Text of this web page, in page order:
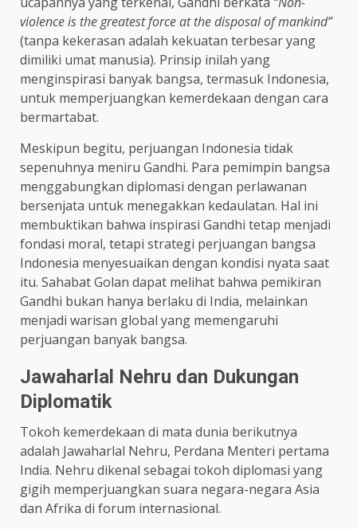
violence is the greatest force at the disposal of mankind”
(tanpa kekerasan adalah kekuatan terbesar yang
dimiliki umat manusia). Prinsip inilah yang
menginspirasi banyak bangsa, termasuk Indonesia,
untuk memperjuangkan kemerdekaan dengan cara
bermartabat.
Meskipun begitu, perjuangan Indonesia tidak
sepenuhnya meniru Gandhi. Para pemimpin bangsa
menggabungkan diplomasi dengan perlawanan
bersenjata untuk menegakkan kedaulatan. Hal ini
membuktikan bahwa inspirasi Gandhi tetap menjadi
fondasi moral, tetapi strategi perjuangan bangsa
Indonesia menyesuaikan dengan kondisi nyata saat
itu. Sahabat Golan dapat melihat bahwa pemikiran
Gandhi bukan hanya berlaku di India, melainkan
menjadi warisan global yang memengaruhi
perjuangan banyak bangsa.
Jawaharlal Nehru dan Dukungan
Diplomatik
Tokoh kemerdekaan di mata dunia berikutnya
adalah Jawaharlal Nehru, Perdana Menteri pertama
India. Nehru dikenal sebagai tokoh diplomasi yang
gigih memperjuangkan suara negara-negara Asia
dan Afrika di forum internasional.